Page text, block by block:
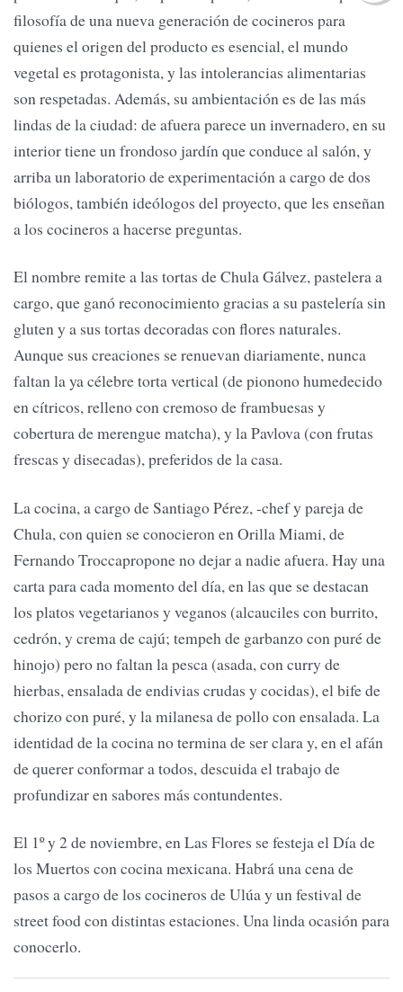
filosofía de una nueva generación de cocineros para
quienes el origen del producto es esencial, el mundo
vegetal es protagonista, y las intolerancias alimentarias
son respetadas. Además, su ambientación es de las más
lindas de la ciudad: de afuera parece un invernadero, en su
interior tiene un frondoso jardín que conduce al salón, y
arriba un laboratorio de experimentación a cargo de dos
biólogos, también ideólogos del proyecto, que les enseñan
a los cocineros a hacerse preguntas.
El nombre remite a las tortas de Chula Gálvez, pastelera a
cargo, que ganó reconocimiento gracias a su pastelería sin
gluten y a sus tortas decoradas con flores naturales.
Aunque sus creaciones se renuevan diariamente, nunca
faltan la ya célebre torta vertical (de pionono humedecido
en cítricos, relleno con cremoso de frambuesas y
cobertura de merengue matcha), y la Pavlova (con frutas
frescas y disecadas), preferidos de la casa.
La cocina, a cargo de Santiago Pérez, -chef y pareja de
Chula, con quien se conocieron en Orilla Miami, de
Fernando Troccapropone no dejar a nadie afuera. Hay una
carta para cada momento del día, en las que se destacan
los platos vegetarianos y veganos (alcauciles con burrito,
cedrón, y crema de cajú; tempeh de garbanzo con puré de
hinojo) pero no faltan la pesca (asada, con curry de
hierbas, ensalada de endivias crudas y cocidas), el bife de
chorizo con puré, y la milanesa de pollo con ensalada. La
identidad de la cocina no termina de ser clara y, en el afán
de querer conformar a todos, descuida el trabajo de
profundizar en sabores más contundentes.
El 1º y 2 de noviembre, en Las Flores se festeja el Día de
los Muertos con cocina mexicana. Habrá una cena de
pasos a cargo de los cocineros de Ulúa y un festival de
street food con distintas estaciones. Una linda ocasión para
conocerlo.